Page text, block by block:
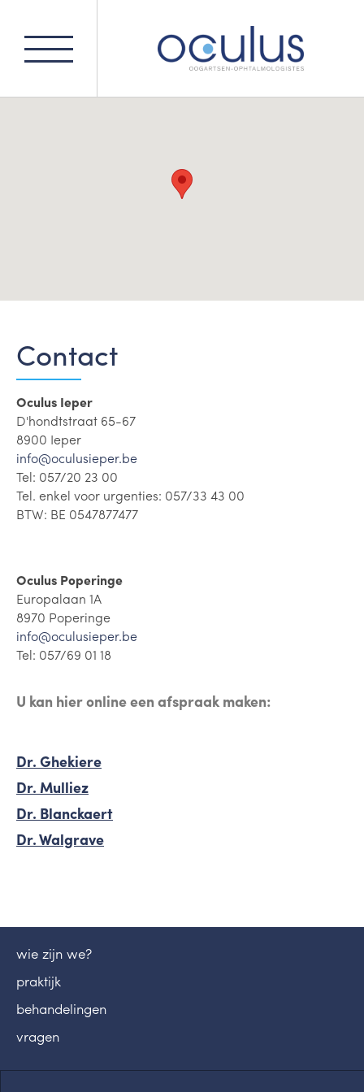
contact
Oculus Ieper
D'hondtstraat 65-67
8900 Ieper
info@oculusieper.be
Tel: 057/20 23 00
Tel. enkel voor urgenties: 057/33 43 00
BTW: BE 0547877477
Oculus Poperinge
Europalaan 1A
8970 Poperinge
info@oculusieper.be
Tel: 057/69 01 18
U kan hier online een afspraak maken:
Dr. Ghekiere
Dr. Mulliez
Dr. Blanckaert
Dr. Walgrave
wie zijn we?
praktijk
behandelingen
vragen